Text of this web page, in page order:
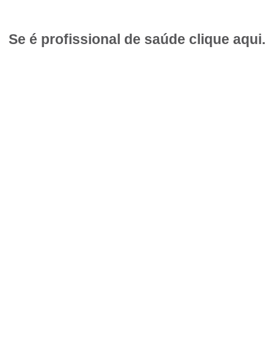
Se é profissional de saúde clique aqui.